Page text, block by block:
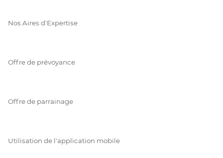
Nos Aires d'Expertise
Offre de prévoyance
Offre de parrainage
Utilisation de l'application mobile